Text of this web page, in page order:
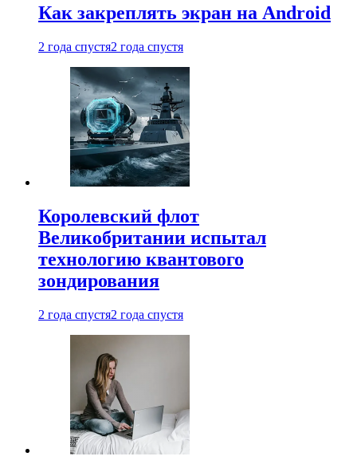
Как закреплять экран на Android
2 года спустя2 года спустя
Королевский флот
Великобритании испытал
технологию квантового
зондирования
2 года спустя2 года спустя